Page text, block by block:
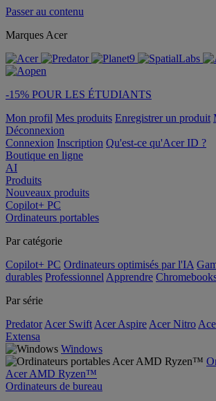
Passer au contenu
Marques Acer
-15% POUR LES ÉTUDIANTS
Mon profil Mes produits Enregistrer un produit
Déconnexion
Connexion Inscription Qu'est-ce qu'Acer ID ?
Boutique en ligne
AI
Produits
Nouveaux produits
Copilot+ PC
Ordinateurs portables
Par catégorie
Copilot+ PC Ordinateurs optimisés par l'IA
durables Professionnel Apprendre
Par série
Predator Acer Swift Acer Aspire Acer Nitro
Extensa
Windows
Acer AMD Ryzen™
Ordinateurs de bureau